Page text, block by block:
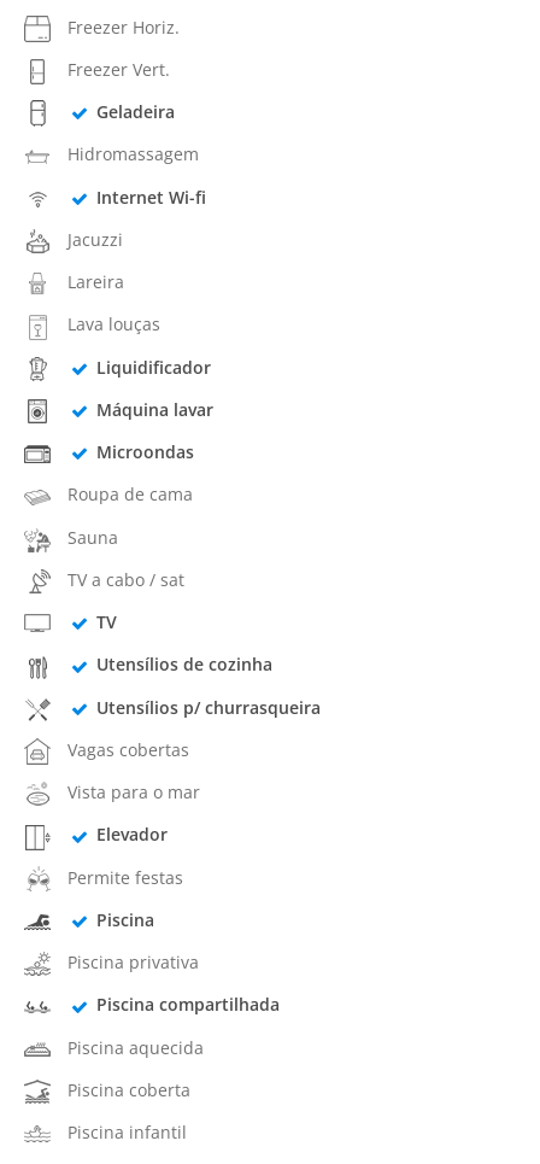
Freezer Horiz.
Freezer Vert.
Geladeira
Hidromassagem
Internet Wi-fi
Jacuzzi
Lareira
Lava louças
Liquidificador
Máquina lavar
Microondas
Roupa de cama
Sauna
TV a cabo / sat
TV
Utensílios de cozinha
Utensílios p/ churrasqueira
Vagas cobertas
Vista para o mar
Elevador
Permite festas
Piscina
Piscina privativa
Piscina compartilhada
Piscina aquecida
Piscina coberta
Piscina infantil